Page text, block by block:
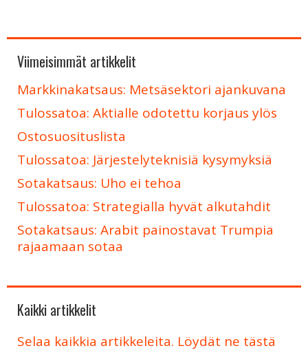
Viimeisimmät artikkelit
Markkinakatsaus: Metsäsektori ajankuvana
Tulossatoa: Aktialle odotettu korjaus ylös
Ostosuosituslista
Tulossatoa: Järjestelyteknisiä kysymyksiä
Sotakatsaus: Uho ei tehoa
Tulossatoa: Strategialla hyvät alkutahdit
Sotakatsaus: Arabit painostavat Trumpia
rajaamaan sotaa
Kaikki artikkelit
Selaa kaikkia artikkeleita. Löydät ne tästä